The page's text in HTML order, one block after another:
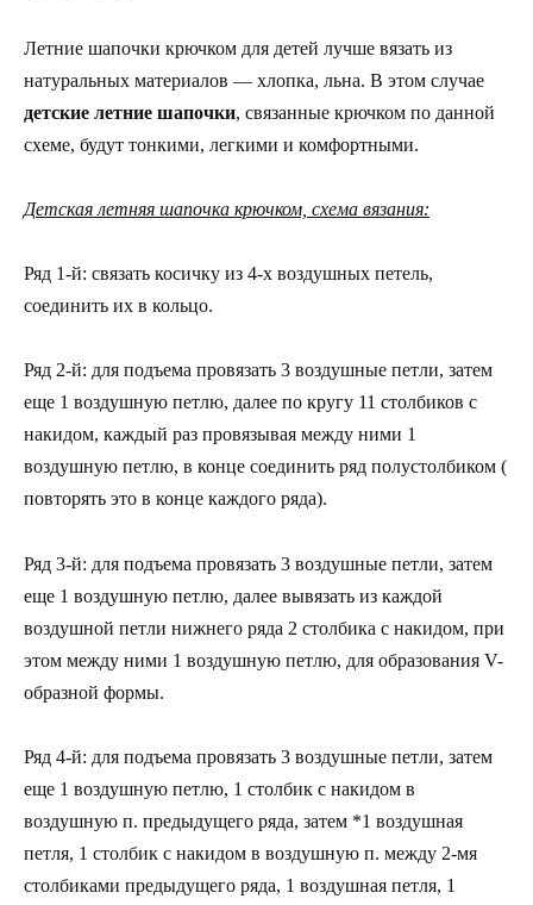
Летние шапочки крючком для детей лучше вязать из
натуральных материалов — хлопка, льна. В этом случае
детские летние шапочки, связанные крючком по данной
схеме, будут тонкими, легкими и комфортными.
Детская летняя шапочка крючком, схема вязания:
Ряд 1-й: связать косичку из 4-х воздушных петель,
соединить их в кольцо.
Ряд 2-й: для подъема провязать 3 воздушные петли, затем
еще 1 воздушную петлю, далее по кругу 11 столбиков с
накидом, каждый раз провязывая между ними 1
воздушную петлю, в конце соединить ряд полустолбиком (
повторять это в конце каждого ряда).
Ряд 3-й: для подъема провязать 3 воздушные петли, затем
еще 1 воздушную петлю, далее вывязать из каждой
воздушной петли нижнего ряда 2 столбика с накидом, при
этом между ними 1 воздушную петлю, для образования V-
образной формы.
Ряд 4-й: для подъема провязать 3 воздушные петли, затем
еще 1 воздушную петлю, 1 столбик с накидом в
воздушную п. предыдущего ряда, затем *1 воздушная
петля, 1 столбик с накидом в воздушную п. между 2-мя
столбиками предыдущего ряда, 1 воздушная петля, 1